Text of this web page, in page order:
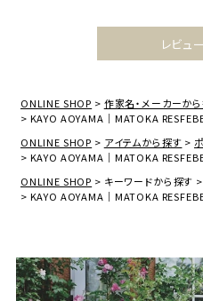
レビュ
ONLINE SHOP 作家名・メーカーか
KAYO AOYAMA｜MATOKA
ONLINE SHOP
アイテムから探す
KAYO AOYAMA｜MATOKA
ONLINE SHOP
キーワードから探す
KAYO AOYAMA｜MATOKA